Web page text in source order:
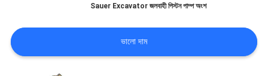
খবর
কেস
Sauer Excavator জলবাহী পিস্টন পাম্প অংশ
ভালো দাম